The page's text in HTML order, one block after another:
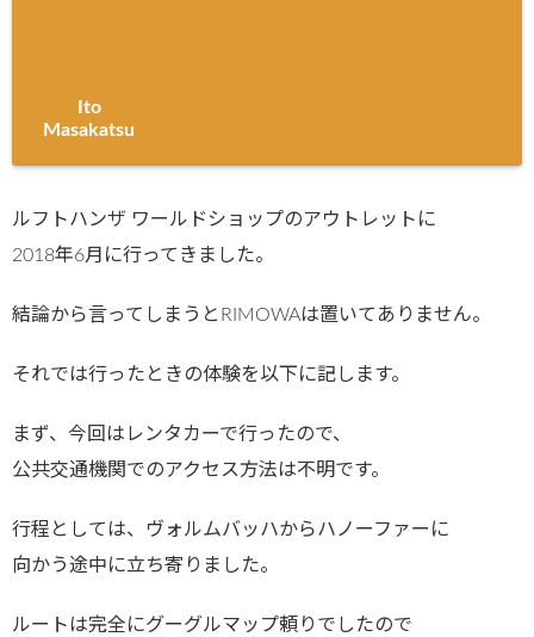
Ito
Masakatsu
ルフトハンザ ワールドショップのアウトレットに
2018年6月に行ってきました。
結論から言ってしまうとRIMOWAは置いてありません。
それでは行ったときの体験を以下に記します。
まず、今回はレンタカーで行ったので、
公共交通機関でのアクセス方法は不明です。
行程としては、ヴォルムバッハからハノーファーに
向かう途中に立ち寄りました。
ルートは完全にグーグルマップ頼りでしたので